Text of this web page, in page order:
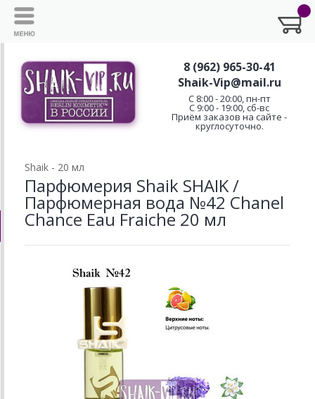
8 (962) 965-30-41
Shaik-Vip@mail.ru
C 8:00 - 20:00, пн-пт
С 9:00 - 19:00, сб-вс
Приём заказов на сайте -
круглосуточно.
Shaik - 20 мл
Парфюмерия Shaik SHAIK /
Парфюмерная вода №42 Chanel
Chance Еаu Fraiche 20 мл